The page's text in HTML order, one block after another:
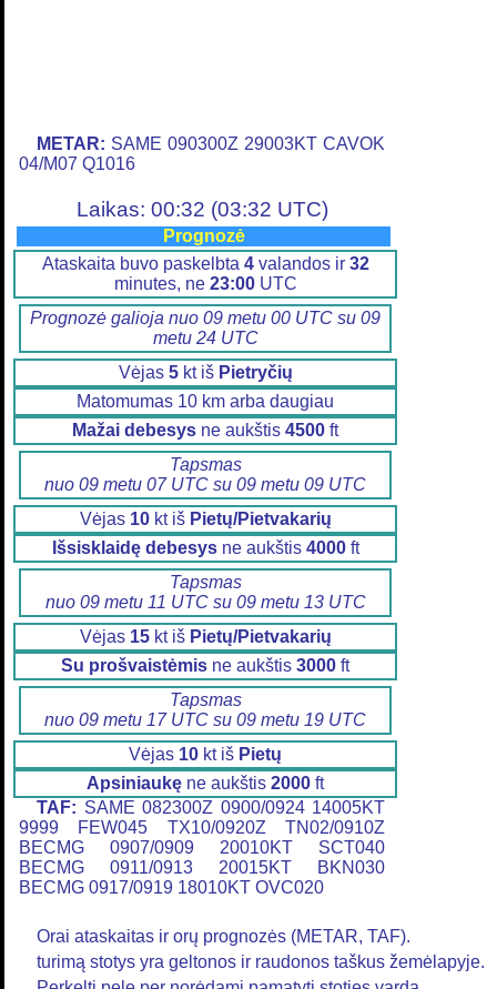
METAR: SAME 090300Z 29003KT CAVOK
04/M07 Q1016
Laikas: 00:32 (03:32 UTC)
Prognozė
Ataskaita buvo paskelbta 4valandos ir 32
minutes, ne 23:00UTC
Prognozė galioja nuo 09 metu 00 UTC su 09
metu 24 UTC
Vėjas 5kt iš Pietryčių
Matomumas 10 km arba daugiau
Mažai debesys ne aukštis 4500 ft
Tapsmas
nuo 09 metu 07 UTC su 09 metu 09 UTC
Vėjas 10kt iš Pietų/Pietvakarių
Išsisklaidę debesysne aukštis 4000ft
Tapsmas
nuo 09 metu 11 UTC su 09 metu 13 UTC
Vėjas 15kt iš Pietų/Pietvakarių
Su prošvaistėmis ne aukštis 3000 ft
Tapsmas
nuo 09 metu 17 UTC su 09 metu 19 UTC
Vėjas 10 kt iš Pietų
Apsiniaukę ne aukštis 2000 ft
TAF: SAME 082300Z 0900/0924 14005KT
9999 FEW045 TX10/0920Z TN02/0910Z
BECMG 0907/0909 20010KT SCT040
BECMG 0911/0913 20015KT BKN030
BECMG 0917/0919 18010KT OVC020
Orai ataskaitas ir orų prognozės (METAR, TAF).
turimą stotys yra geltonos ir raudonos taškus žemėlapyje.